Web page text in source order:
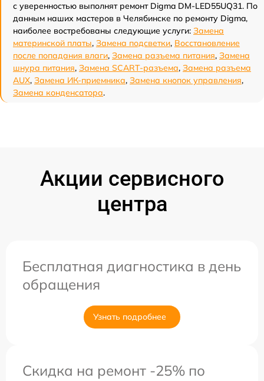
с уверенностью выполнят ремонт Digma DM-LED55UQ31. По
данным наших мастеров в Челябинске по ремонту Digma,
наиболее востребованы следующие услуги: Замена
материнской платы, Замена подсветки, Восстановление
после попадания влаги, Замена разъема питания, Замена
шнура питания, Замена SCART-разъема, Замена разъема
AUX, Замена ИК-приемника, Замена кнопок управления,
Замена конденсатора.
Акции сервисного
центра
Бесплатная диагностика в день
обращения
Узнать подробнее
Скидка на ремонт -25% по